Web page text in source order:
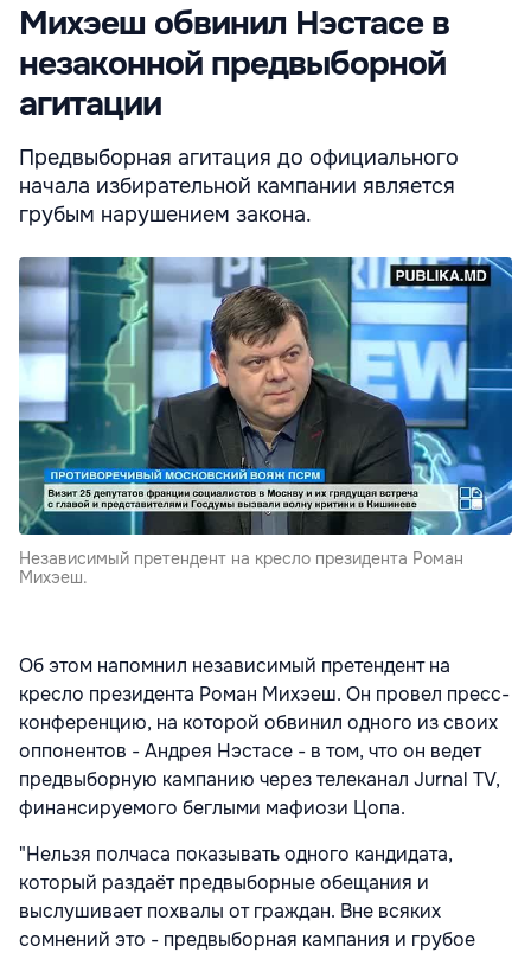
Михэеш обвинил Нэстасе в
незаконной предвыборной
агитации
Предвыборная агитация до официального
начала избирательной кампании является
грубым нарушением закона.
Независимый претендент на кресло президента Роман
Михэеш.
Об этом напомнил независимый претендент на
кресло президента Роман Михэеш. Он провел пресс-
конференцию, на которой обвинил одного из своих
оппонентов - Андрея Нэстасе - в том, что он ведет
предвыборную кампанию через телеканал Jurnal TV,
финансируемого беглыми мафиози Цопа.
"Нельзя полчаса показывать одного кандидата,
который раздаёт предвыборные обещания и
выслушивает похвалы от граждан. Вне всяких
сомнений это - предвыборная кампания и грубое